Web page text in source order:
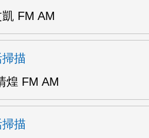
FM AM
描
煌 FM AM
描